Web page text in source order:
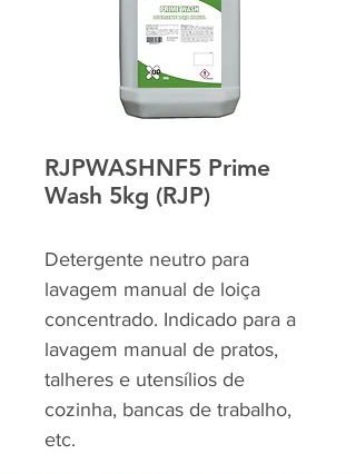
RJPWASHNF5 Prime
Wash 5kg (RJP)
Detergente neutro para
lavagem manual de loiça
concentrado. Indicado para a
lavagem manual de pratos,
talheres e utensílios de
cozinha, bancas de trabalho,
etc.